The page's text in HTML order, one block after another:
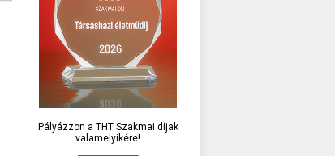
Pályázzon a THT Szakmai díjak
valamelyikére!